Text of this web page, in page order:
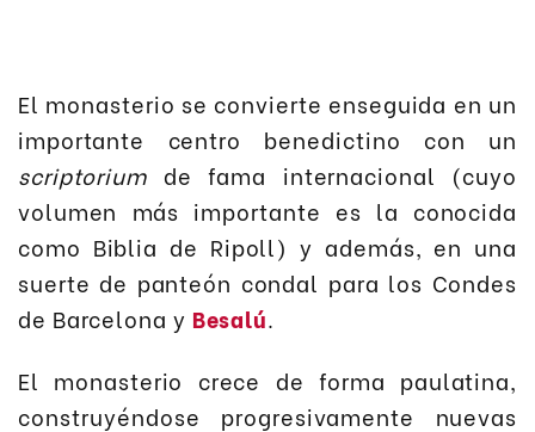
El monasterio se convierte enseguida en un
importante centro benedictino con un
scriptoriumde fama internacional (cuyo
volumen más importante es la conocida
como Biblia de Ripoll) y además, en una
suerte de panteón condal para los Condes
de Barcelona y Besalú.
El monasterio crece de forma paulatina,
construyéndose progresivamente nuevas